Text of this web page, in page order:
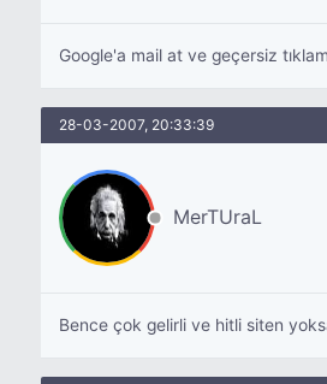
Google'a mail at ve geçersiz
28-03-2007, 20:33:39
MerTUraL
Bence çok gelirli ve hitli siten